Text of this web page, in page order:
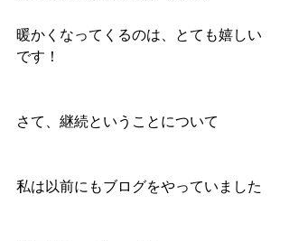
暖かくなってくるのは、とても嬉しい
です！
さて、継続ということについて
私は以前にもブログをやっていました